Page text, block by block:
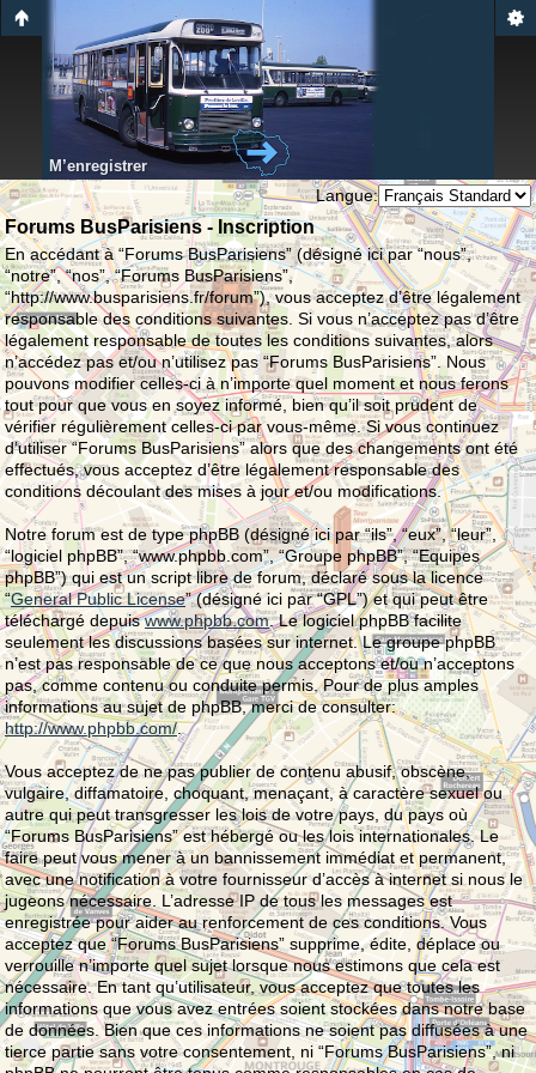
M’enregistrer
Langue:
Forums BusParisiens - Inscription
En accédant à “Forums BusParisiens” (désigné ici par “nous”,
“notre”, “nos”, “Forums BusParisiens”,
“http://www.busparisiens.fr/forum”), vous acceptez d’être légalement
responsable des conditions suivantes. Si vous n’acceptez pas d’être
légalement responsable de toutes les conditions suivantes, alors
n’accédez pas et/ou n’utilisez pas “Forums BusParisiens”. Nous
pouvons modifier celles-ci à n’importe quel moment et nous ferons
tout pour que vous en soyez informé, bien qu’il soit prudent de
vérifier régulièrement celles-ci par vous-même. Si vous continuez
d’utiliser “Forums BusParisiens” alors que des changements ont été
effectués, vous acceptez d’être légalement responsable des
conditions découlant des mises à jour et/ou modifications.
Notre forum est de type phpBB (désigné ici par “ils”, “eux”, “leur”,
“logiciel phpBB”, “www.phpbb.com”, “Groupe phpBB”, “Equipes
phpBB”) qui est un script libre de forum, déclaré sous la licence
“General Public License” (désigné ici par “GPL”) et qui peut être
téléchargé depuiswww.phpbb.com. Le logiciel phpBB facilite
seulement les discussions basées sur internet. Le groupe phpBB
n’est pas responsable de ce que nous acceptons et/ou n’acceptons
pas, comme contenu ou conduite permis. Pour de plus amples
informations au sujet de phpBB, merci de consulter:
http://www.phpbb.com/.
Vous acceptez de ne pas publier de contenu abusif, obscène,
vulgaire, diffamatoire, choquant, menaçant, à caractère sexuel ou
autre qui peut transgresser les lois de votre pays, du pays où
“Forums BusParisiens” est hébergé ou les lois internationales. Le
faire peut vous mener à un bannissement immédiat et permanent,
avec une notification à votre fournisseur d’accès à internet si nous le
jugeons nécessaire. L’adresse IP de tous les messages est
enregistrée pour aider au renforcement de ces conditions. Vous
acceptez que “Forums BusParisiens” supprime, édite, déplace ou
verrouille n’importe quel sujet lorsque nous estimons que cela est
nécessaire. En tant qu’utilisateur, vous acceptez que toutes les
informations que vous avez entrées soient stockées dans notre base
de données. Bien que ces informations ne soient pas diffusées à une
tierce partie sans votre consentement, ni “Forums BusParisiens”, ni